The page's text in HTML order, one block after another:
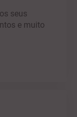
seus
e muito